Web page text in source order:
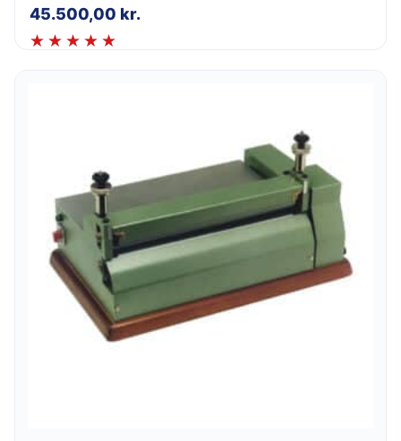
45.500,00 kr.